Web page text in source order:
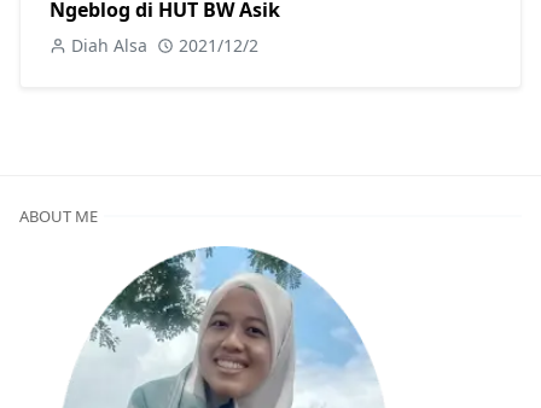
Ngeblog di HUT BW Asik
Diah Alsa 2021/12/2
ABOUT ME